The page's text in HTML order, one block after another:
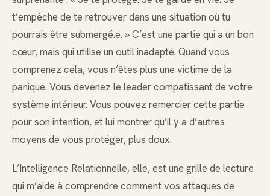
t’empêche de te retrouver dans une situation où tu
pourrais être submergé.e. » C’est une partie qui a un bon
cœur, mais qui utilise un outil inadapté. Quand vous
comprenez cela, vous n’êtes plus une victime de la
panique. Vous devenez le leader compatissant de votre
système intérieur. Vous pouvez remercier cette partie
pour son intention, et lui montrer qu’il y a d’autres
moyens de vous protéger, plus doux.
L’Intelligence Relationnelle, elle, est une grille de lecture
qui m’aide à comprendre comment vos attaques de